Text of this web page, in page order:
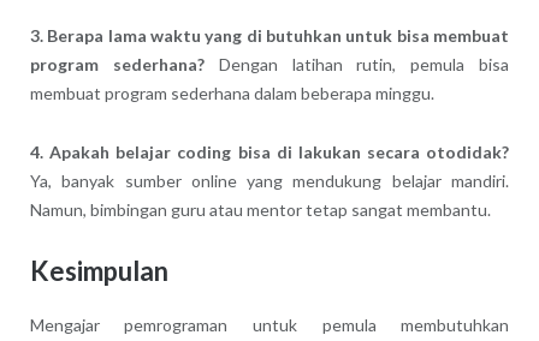
3. Berapa lama waktu yang di butuhkan untuk bisa membuat
program sederhana?Dengan latihan rutin, pemula bisa
membuat program sederhana dalam beberapa minggu.
4. Apakah belajar coding bisa di lakukan secara otodidak?
Ya, banyak sumber online yang mendukung belajar mandiri.
Namun, bimbingan guru atau mentor tetap sangat membantu.
Kesimpulan
Mengajar pemrograman untuk pemula membutuhkan